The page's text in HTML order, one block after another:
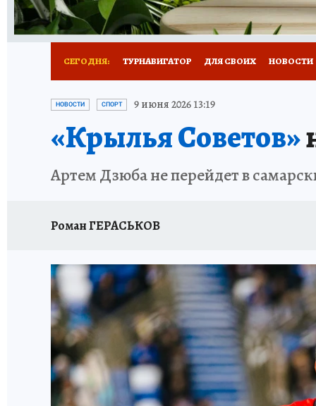
СЕГОДНЯ: ТУРНАВИГАТОР ДЛЯ СВОИХ НОВОСТИ
НАДЕЖНЫЕ РАБОТОДАТЕЛИ
НОВЫЙ ГОД В САМАРЕ КП В МАХ
КУЙБЫШЕВ - ФРОНТУ ИТОГИ ГОДА-2024
НОВОСТИ СПОРТ 9 июня 2026 13:19
«Крылья Советов»
Артем Дзюба не перейдет в
Роман ГЕРАСЬКОВ